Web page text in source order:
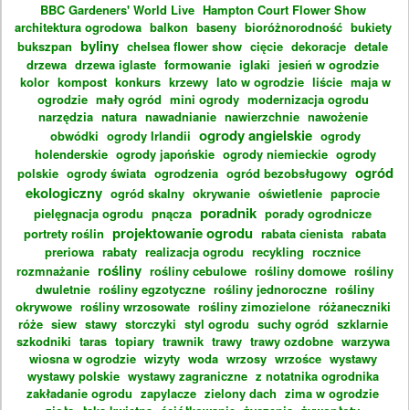
BBC Gardeners' World Live Hampton Court Flower Show
architektura ogrodowa balkon baseny bioróżnorodność bukiety
bukszpan byliny chelsea flower show cięcie dekoracje detale
drzewa drzewa iglaste formowanie iglaki jesień w ogrodzie
kolor kompost konkurs krzewy lato w ogrodzie liście maja w
ogrodzie mały ogród mini ogrody modernizacja ogrodu
narzędzia natura nawadnianie nawierzchnie nawożenie
obwódki ogrody Irlandii ogrody angielskie ogrody
holenderskie ogrody japońskie ogrody niemieckie ogrody
polskie ogrody świata ogrodzenia ogród bezobsługowy ogród
ekologiczny ogród skalny okrywanie oświetlenie paprocie
pielęgnacja ogrodu pnącza poradnik porady ogrodnicze
portrety roślin projektowanie ogrodu rabata cienista rabata
preriowa rabaty realizacja ogrodu recykling rocznice
rozmnażanie rośliny rośliny cebulowe rośliny domowe rośliny
dwuletnie rośliny egzotyczne rośliny jednoroczne rośliny
okrywowe rośliny wrzosowate rośliny zimozielone różaneczniki
róże siew stawy storczyki styl ogrodu suchy ogród szklarnie
szkodniki taras topiary trawnik trawy trawy ozdobne warzywa
wiosna w ogrodzie wizyty woda wrzosy wrzośce wystawy
wystawy polskie wystawy zagraniczne z notatnika ogrodnika
zakładanie ogrodu zapylacze zielony dach zima w ogrodzie